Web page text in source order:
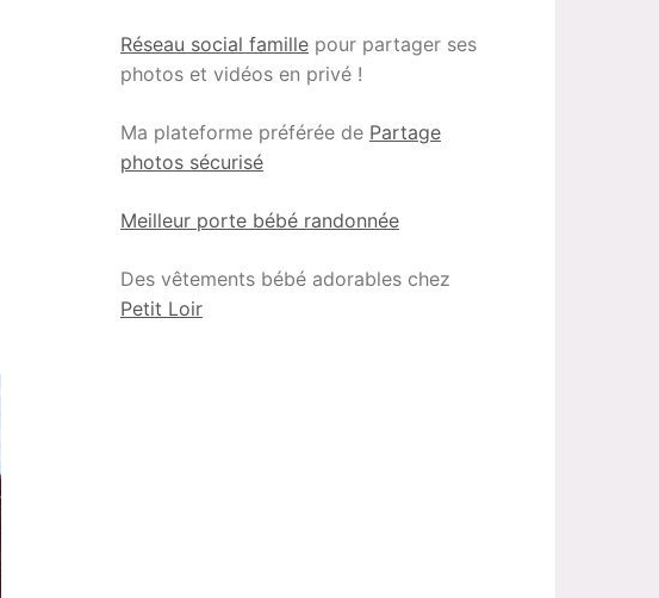
Réseau social famille pour partager ses
photos et vidéos en privé !
Ma plateforme préférée de Partage
photos sécurisé
Meilleur porte bébé randonnée
Des vêtements bébé adorables chez
Petit Loir